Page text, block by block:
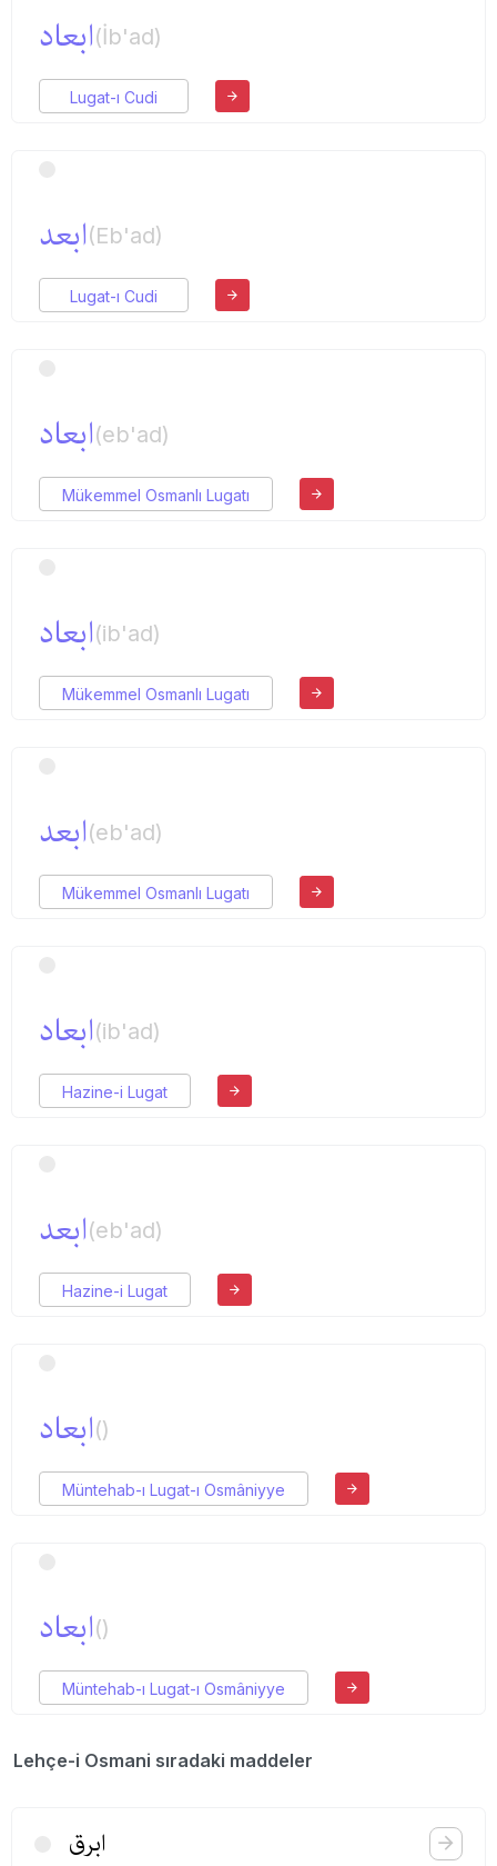
ابعاد(İb'ad)
Lugat-ı Cudi
ابعد(Eb'ad)
Lugat-ı Cudi
ابعاد(eb'ad)
Mükemmel Osmanlı Lugatı
ابعاد(ib'ad)
Mükemmel Osmanlı Lugatı
ابعد(eb'ad)
Mükemmel Osmanlı Lugatı
ابعاد(ib'ad)
Hazine-i Lugat
ابعد(eb'ad)
Hazine-i Lugat
ابعاد()
Müntehab-ı Lugat-ı Osmâniyye
ابعاد()
Müntehab-ı Lugat-ı Osmâniyye
Lehçe-i Osmani sıradaki maddeler
ابرق